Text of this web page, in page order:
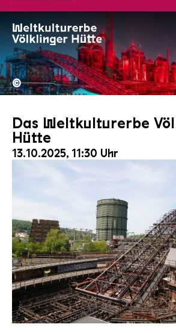
©
Das Weltkulturerbe
Hütte
13.10.2025, 11:30 Uhr
Der Erzschrägaufzug der
Copyright: Weltkulturerbe